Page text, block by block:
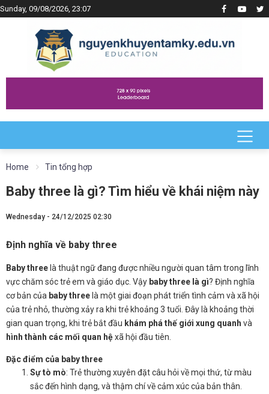
Sunday, 09/08/2026, 23:07
Home Tin tổng hợp
Baby three là gì? Tìm hiểu về khái niệm này
Wednesday - 24/12/2025 02:30
Định nghĩa về baby three
Baby three là thuật ngữ đang được nhiều người quan tâm trong lĩnh
vực chăm sóc trẻ em và giáo dục. Vậy baby three là gì? Định nghĩa
cơ bản của baby three là một giai đoạn phát triển tình cảm và xã hội
của trẻ nhỏ, thường xảy ra khi trẻ khoảng 3 tuổi. Đây là khoảng thời
gian quan trọng, khi trẻ bắt đầu khám phá thế giới xung quanh và
hình thành các mối quan hệxã hội đầu tiên.
Đặc điểm của baby three
Sự tò mò: Trẻ thường xuyên đặt câu hỏi về mọi thứ, từ màu
sắc đến hình dạng, và thậm chí về cảm xúc của bản thân.